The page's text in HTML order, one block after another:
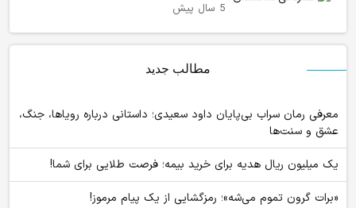
5 سال پیش
مطالب جدید
معرفی رمان سراب بی‌پایان داود سعیدی؛ داستانی درباره رویاها، جنگ،
عشق و سنت‌ها
یک میلیون ریال هدیه برای خرید بیمه؛ فرصت طلایی برای شما!
«برات گرون تموم می‌شه»؛ رمزگشایی از یک پیام مرموز!